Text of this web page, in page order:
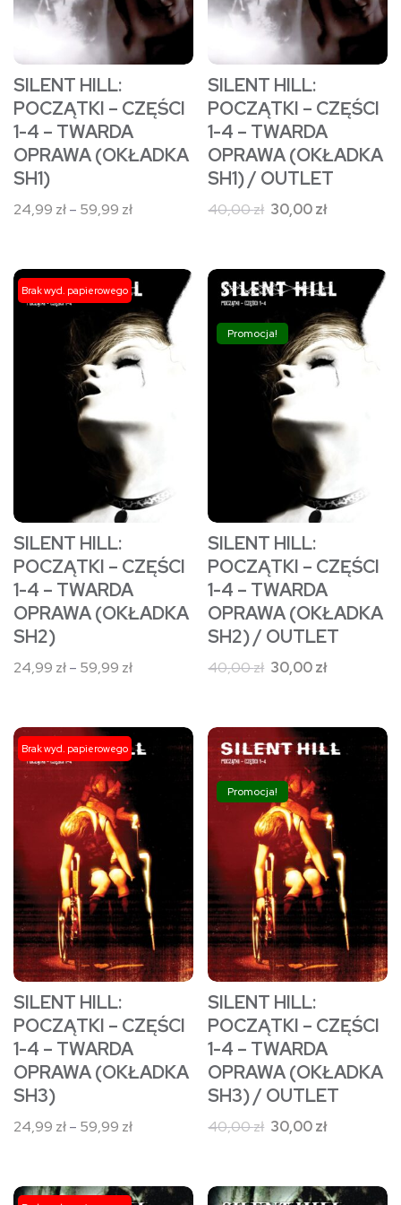
wybrać
stronie
produktu
SILENT HILL:
POCZĄTKI – CZĘŚCI
1-4 – TWARDA
OPRAWA (OKŁADKA
SH1)
24,99 zł– 59,99 złZakres
24,99 zł
do
59,99 zł
wybrać
stronie
produktu
SILENT HILL:
POCZĄTKI – CZĘŚCI
1-4 – TWARDA
OPRAWA (OKŁADKA
SH1) / OUTLET
40,00zł Pierwotna
40,00 zł.
30,00zł
30,00 zł.
Ten
produkt
wariantów.
stronie
produktu
SILENT HILL:
POCZĄTKI – CZĘŚCI
1-4 – TWARDA
OPRAWA (OKŁADKA
SH2)
24,99 zł– 59,99 złZakres
24,99 zł
do
Brak wyd. papierowego
Promocja!
Ten
produkt
ma
wariantów.
stronie
produktu
SILENT HILL:
POCZĄTKI – CZĘŚCI
1-4 – TWARDA
OPRAWA (OKŁADKA
SH2) / OUTLET
40,00zł Pierwotna
40,00 zł.
30,00zł
30,00 zł.
Ten
produkt
wariantów.
Opcje
można
wybrać
na
stronie
produktu
SILENT HILL:
POCZĄTKI – CZĘŚCI
1-4 – TWARDA
OPRAWA (OKŁADKA
SH3)
24,99 zł– 59,99 złZakres
24,99 zł
Brak wyd. papierowego
Promocja!
Ten
produkt
ma
wariantów.
Opcje
można
wybrać
na
stronie
produktu
SILENT HILL:
POCZĄTKI – CZĘŚCI
1-4 – TWARDA
OPRAWA (OKŁADKA
SH3) / OUTLET
40,00zł Pierwotna
40,00 zł.
30,00zł
30,00 zł.
Ten Ten